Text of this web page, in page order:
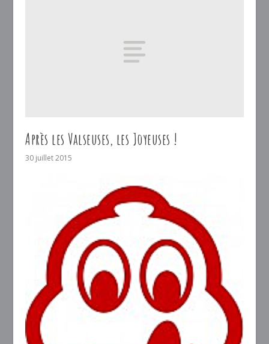
Après les Valseuses, les Joyeuses !
30 juillet 2015